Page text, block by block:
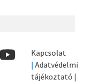
Kapcsolat
| Adatvédelmi
tájékoztató |